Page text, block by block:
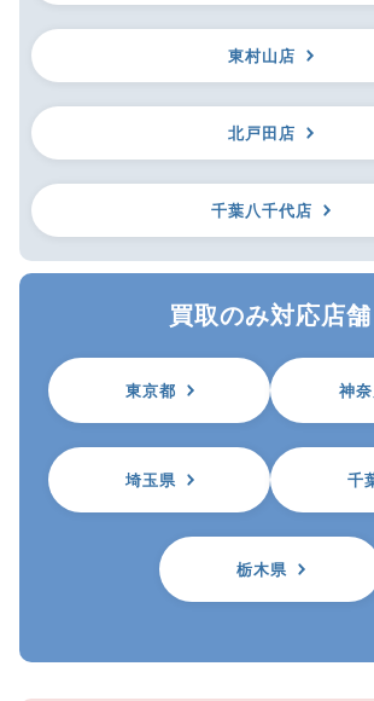
東村山店
北戸田店
千葉八千代店
買取のみ対応店舗
東京都 神
埼玉県 千
栃木県